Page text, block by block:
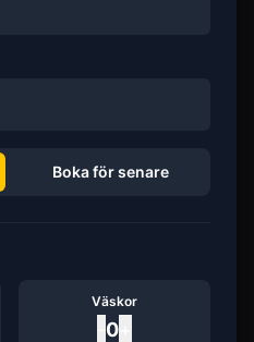
Boka för senare
Väskor
0